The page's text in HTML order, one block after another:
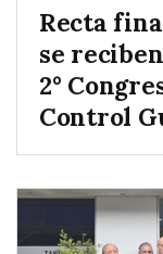
Recta
se
2°
Control